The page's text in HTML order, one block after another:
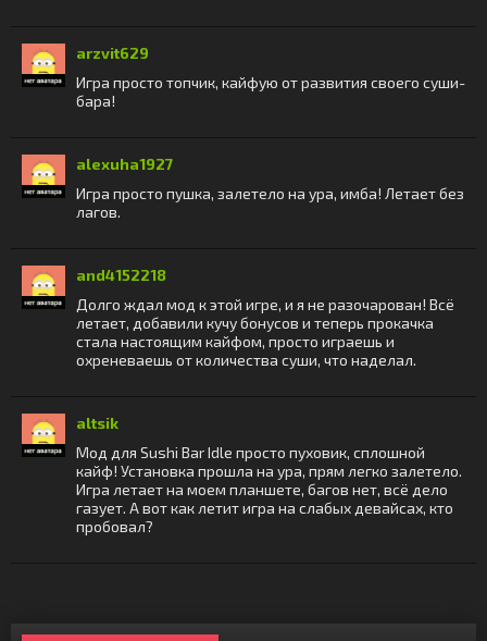
arzvit629
Игра просто топчик, кайфую от развития своего суши-
бара!
alexuha1927
Игра просто пушка, залетело на ура, имба! Летает без
лагов.
and4152218
Долго ждал мод к этой игре, и я не разочарован! Всё
летает, добавили кучу бонусов и теперь прокачка
стала настоящим кайфом, просто играешь и
охреневаешь от количества суши, что наделал.
altsik
Мод для Sushi Bar Idle просто пуховик, сплошной
кайф! Установка прошла на ура, прям легко залетело.
Игра летает на моем планшете, багов нет, всё дело
газует. А вот как летит игра на слабых девайсах, кто
пробовал?